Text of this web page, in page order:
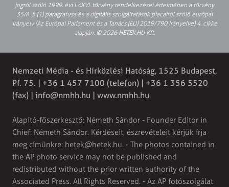
jogról szóló 1999. évi LXXVI. törvény rendelkezései értelmében a törvény
35/A. § (1) paragrafusa és a digitális szolgáltatások piacairól szóló európai
irányelv (Az Európai Parlament és a Tanács (EU) 2019/790 Irányelve) 4. cikke
alapján. © 2026 HETEK.HU Kft.
Nemzeti Média - és Hírközlési Hatóság, 1525 Budapest,
Pf. 75. | +36 1 457 7100 (telefon) | +36 1 356 5520
(fax) | info@nmhh.hu | www.nmhh.hu
Alapító-főszerkesztő: Németh Sándor - Founder Editor in
Chief: Németh Sándor. Kérdéseit, észrevételeit kérjük írja
meg címünkre: hetek@hetek.hu. - The photos contained in
the AP photo service may not be published and
redistributed without the prior written authority of the
Associated Press. All Rights Reserved. - Az AP fotószolgálat